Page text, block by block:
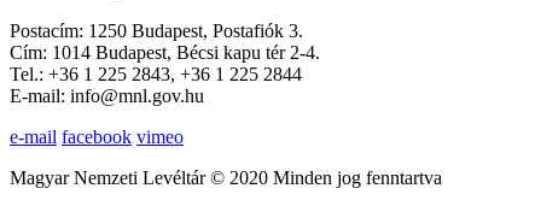
Postacím: 1250 Budapest, Postafiók 3.
Cím: 1014 Budapest, Bécsi kapu tér 2-4.
Tel.: +36 1 225 2843, +36 1 225 2844
E-mail: info@mnl.gov.hu
e-mail facebook vimeo
Magyar Nemzeti Levéltár © 2020 Minden jog fenntartva